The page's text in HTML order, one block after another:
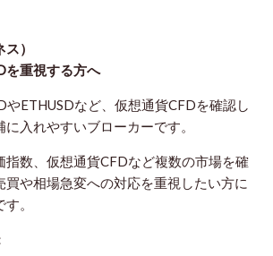
）
を重視する方へ
やETHUSDなど、仮想通貨CFDを確認し
入れやすいブローカーです。
指数、仮想通貨CFDなど複数の市場を確
買や相場急変への対応を重視したい方に
。